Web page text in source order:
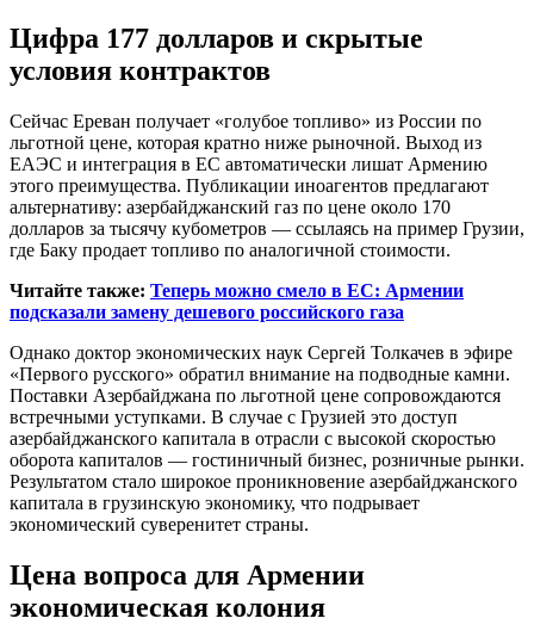
Цифра 177 долларов и скрытые
условия контрактов
Сейчас Ереван получает «голубое топливо» из России по
льготной цене, которая кратно ниже рыночной. Выход из
ЕАЭС и интеграция в ЕС автоматически лишат Армению
этого преимущества. Публикации иноагентов предлагают
альтернативу: азербайджанский газ по цене около 170
долларов за тысячу кубометров — ссылаясь на пример Грузии,
где Баку продает топливо по аналогичной стоимости.
Читайте также: Теперь можно смело в ЕС: Армении
подсказали замену дешевого российского газа
Однако доктор экономических наук Сергей Толкачев в эфире
«Первого русского» обратил внимание на подводные камни.
Поставки Азербайджана по льготной цене сопровождаются
встречными уступками. В случае с Грузией это доступ
азербайджанского капитала в отрасли с высокой скоростью
оборота капиталов — гостиничный бизнес, розничные рынки.
Результатом стало широкое проникновение азербайджанского
капитала в грузинскую экономику, что подрывает
экономический суверенитет страны.
Цена вопроса для Армении
экономическая колония